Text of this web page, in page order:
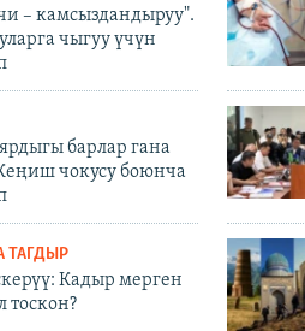
– камсыздандыруу".
чыгуу үчүн
барлар гана
чокусу боюнча
ТАГДЫР
Кадыр мерген
тоскон?